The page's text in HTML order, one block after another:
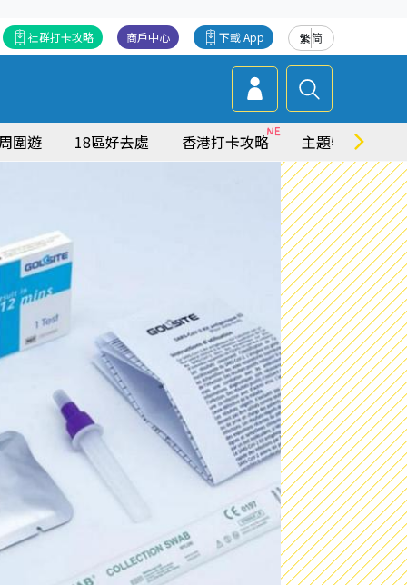
繁简
下載 App
商戶中心
社群打卡攻略
圍遊 18區好去處 香港打卡攻略 主題特集